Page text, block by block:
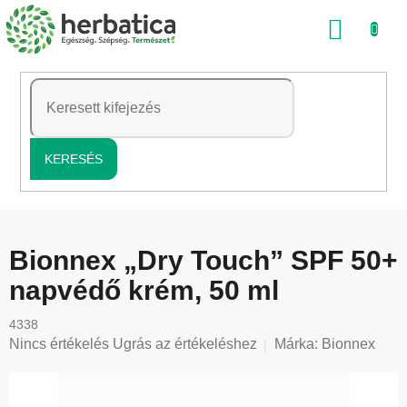
Ugrás
a
tartalomhoz
KERESÉS
Bionnex „Dry Touch” SPF 50+
napvédő krém, 50 ml
4338
A
Nincs értékelés Ugrás az értékeléshez Márka: Bionnex